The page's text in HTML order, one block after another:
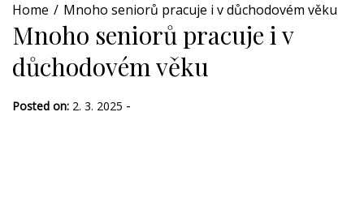
Home Mnoho seniorů pracuje i v důchodovém věku
Mnoho seniorů pracuje i v
důchodovém věku
Posted on: 2. 3. 2025 -